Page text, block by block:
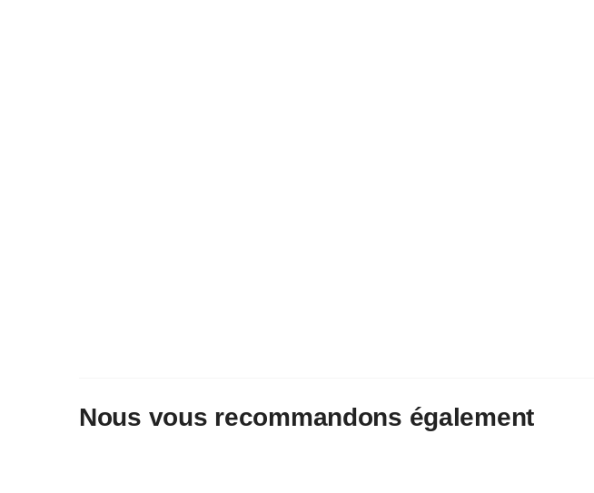
Nous vous recommandons également